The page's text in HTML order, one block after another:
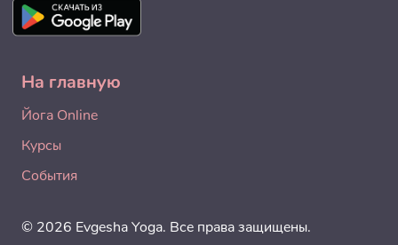
На главную
Йога Online
Курсы
События
© 2026 Evgesha Yoga. Все права защищены.